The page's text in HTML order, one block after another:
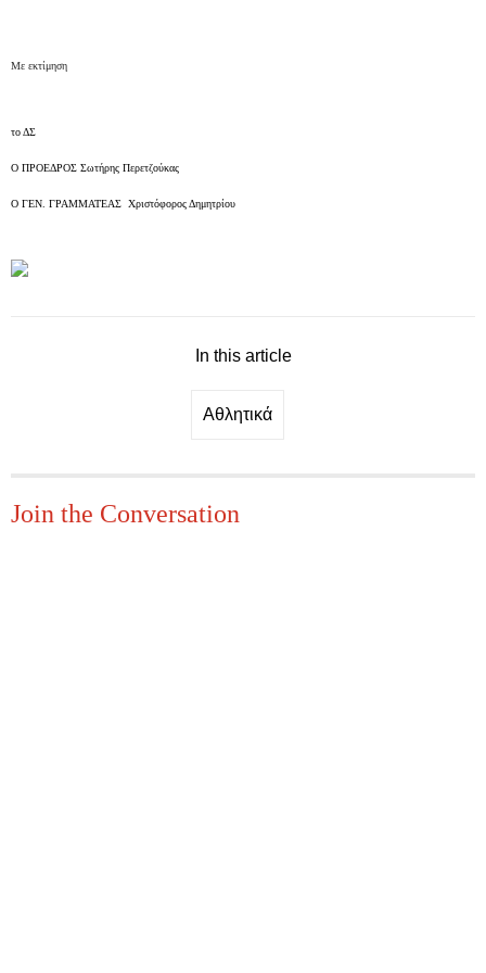
Με εκτίμηση
το ΔΣ
Ο ΠΡΟΕΔΡΟΣ Σωτήρης Περετζούκας
Ο ΓΕΝ. ΓΡΑΜΜΑΤΕΑΣ Χριστόφορος Δημητρίου
In this article
Αθλητικά
Join the Conversation